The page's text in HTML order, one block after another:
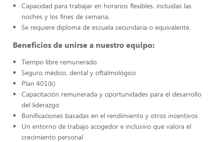
Capacidad para trabajar en horarios flexibles, incluidas las
noches y los fines de semana.
Se requiere diploma de escuela secundaria o equivalente.
Beneficios de unirse a nuestro equipo:
Tiempo libre remunerado
Seguro médico, dental y oftalmológico
Plan 401(k)
Capacitación remunerada y oportunidades para el desarrollo
del liderazgo
Bonificaciones basadas en el rendimiento y otros incentivos
Un entorno de trabajo acogedor e inclusivo que valora el
crecimiento personal